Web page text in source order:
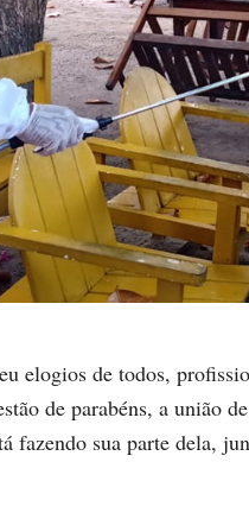
elogios de todos,
de parabéns, a união
fazendo sua parte dela,